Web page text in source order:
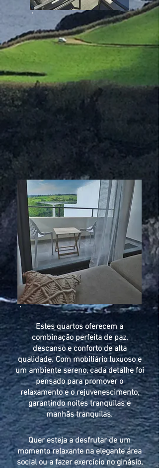
Estes quartos oferecem a
combinação perfeita de paz,
descanso e conforto de alta
qualidade. Com mobiliário luxuoso e
um ambiente sereno, cada detalhe foi
pensado para promover o
relaxamento e o rejuvenescimento,
garantindo noites tranquilas e
manhãs tranquilas.
Quer esteja a desfrutar de um
momento relaxante na elegante área
social ou a fazer exercício no ginásio,